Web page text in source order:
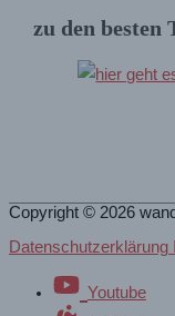
zu den besten
Copyright © 2026
Datenschutzerklärung
Youtube